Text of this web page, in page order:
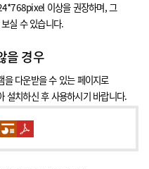
이상을 권장하며, 그
실 수 있습니다.
을 경우
을 다운받을 수 있는 페이지로
설치하신 후 사용하시기 바랍니다.